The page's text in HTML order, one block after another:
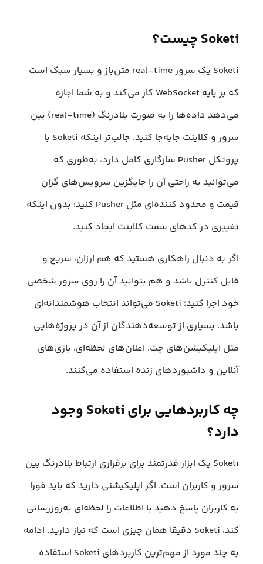
Soketi چیست؟
Soketi یک سرور real-time متن‌باز و بسیار سبک است
که بر پایه WebSocket کار می‌کند و به شما اجازه
می‌دهد داده‌ها را به صورت بلادرنگ (real-time) بین
سرور و کلاینت جابه‌جا کنید. جالب‌تر اینکه Soketi با
پروتکل Pusher سازگاری کامل دارد، به‌طوری که
می‌توانید به راحتی آن را جایگزین سرویس‌های گران
قیمت و محدود کننده‌ای مثل Pusher کنید؛ بدون اینکه
تغییری در کدهای سمت کلاینت ایجاد کنید.
اگر به دنبال راهکاری هستید که هم ارزان، سریع و
قابل کنترل باشد و هم بتوانید آن را روی سرور شخصی
خود اجرا کنید؛ Soketi می‌تواند انتخاب هوشمندانه‌ای
باشد. بسیاری از توسعه‌دهندگان از آن در پروژه‌هایی
مثل اپلیکیشن‌های چت، اعلان‌های لحظه‌ای، بازی‌های
آنلاین و داشبوردهای زنده استفاده می‌کنند.
چه کاربردهایی برای Soketi وجود
دارد؟
Soketi یک ابزار قدرتمند برای برقراری ارتباط بلادرنگ بین
سرور و کاربران است. اگر اپلیکیشنی دارید که باید فورا
به کاربران پاسخ دهید با اطلاعات را لحظه‌ای به‌روزرسانی
کند، Soketi دقیقا همان چیزی است که نیاز دارید. ادامه
به چند مورد از مهم‌ترین کاربردهای Soketi استفاده